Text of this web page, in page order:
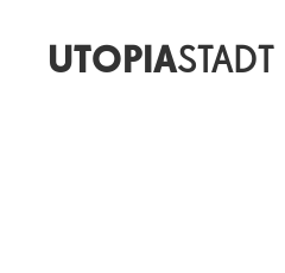
UTOPIASTADT